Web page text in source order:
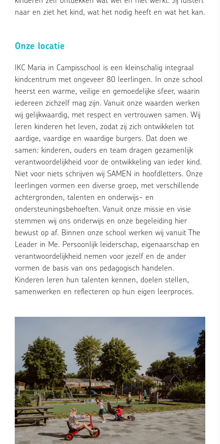
naar en ziet het kind, wat het nodig heeft en wat het kan.
Onze locatie
IKC Maria in Campisschool is een kleinschalig integraal
kindcentrum met ongeveer 80 leerlingen. In onze school
heerst een warme, veilige en gemoedelijke sfeer, waarin
iedereen zichzelf mag zijn. Vanuit onze waarden werken
wij gelijkwaardig, met respect en vertrouwen samen. Wij
leren kinderen het leven, zodat zij zich ontwikkelen tot
aardige, vaardige en waardige burgers. Dat doen we
samen: kinderen, ouders en team dragen gezamenlijk
verantwoordelijkheid voor de ontwikkeling van ieder kind.
Niet voor niets schrijven wij SAMEN in hoofdletters. Onze
leerlingen vormen een diverse groep, met verschillende
achtergronden, talenten en onderwijs- en
ondersteuningsbehoeften. Vanuit onze missie en visie
stemmen wij ons onderwijs en onze begeleiding hier
bewust op af. Binnen onze school werken wij vanuit The
Leader in Me. Persoonlijk leiderschap, eigenaarschap en
verantwoordelijkheid nemen voor jezelf en de ander
vormen de basis van ons pedagogisch handelen.
Kinderen leren hun talenten kennen, doelen stellen,
samenwerken en reflecteren op hun eigen leerproces.